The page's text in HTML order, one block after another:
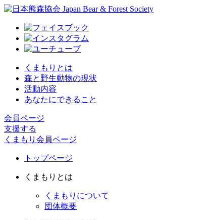
くまもりとは
森と野生動物の現状
活動内容
あなたにできること
会員ページ
支援する
くまもり会員ページ
トップページ
くまもりとは
くまもりについて
団体概要